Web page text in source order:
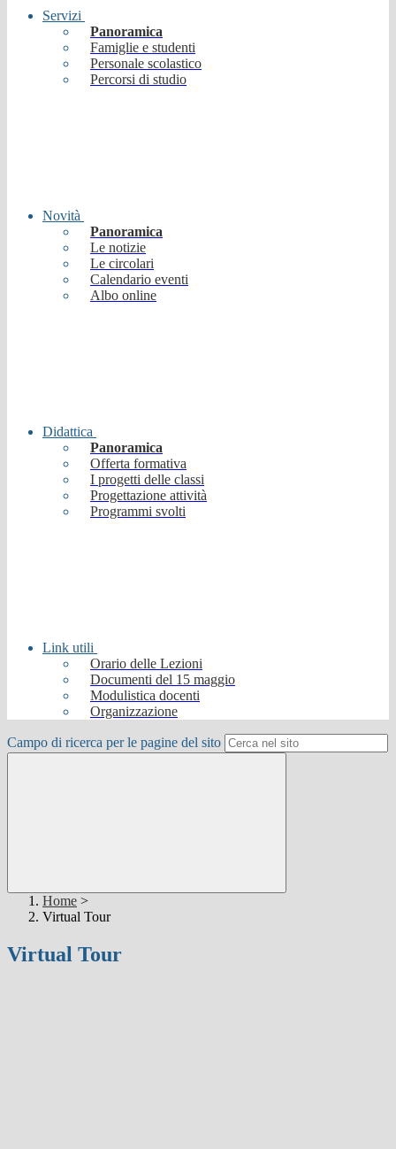
Servizi
Panoramica
Famiglie e studenti
Personale scolastico
Percorsi di studio
Novità
Panoramica
Le notizie
Le circolari
Calendario eventi
Albo online
Didattica
Panoramica
Offerta formativa
I progetti delle classi
Progettazione attività
Programmi svolti
Link utili
Orario delle Lezioni
Documenti del 15 maggio
Modulistica docenti
Organizzazione
Campo di ricerca per le pagine del sito
Home >
Virtual Tour
Virtual Tour